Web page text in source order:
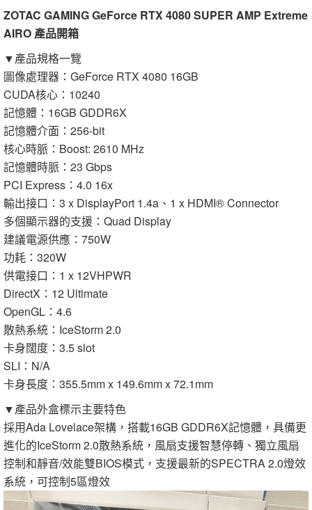
ZOTAC GAMING GeForce RTX 4080 SUPER AMP Extreme
AIRO 產品開箱
▼產品規格一覽
圖像處理器：GeForce RTX 4080 16GB
CUDA核心：10240
記憶體：16GB GDDR6X
記憶體介面：256-bit
核心時脈：Boost: 2610 MHz
記憶體時脈：23 Gbps
PCI Express：4.0 16x
輸出接口：3 x DisplayPort 1.4a、1 x HDMI® Connector
多個顯示器的支援：Quad Display
建議電源供應：750W
功耗：320W
供電接口：1 x 12VHPWR
DirectX：12 Ultimate
OpenGL：4.6
散熱系統：IceStorm 2.0
卡身闊度：3.5 slot
SLI：N/A
卡身長度：355.5mm x 149.6mm x 72.1mm
▼產品外盒標示主要特色
採用Ada Lovelace架構，搭載16GB GDDR6X記憶體，具備更
進化的IceStorm 2.0散熱系統，風扇支援智慧停轉、獨立風扇
控制和靜音/效能雙BIOS模式，支援最新的SPECTRA 2.0燈效
系統，可控制5區燈效